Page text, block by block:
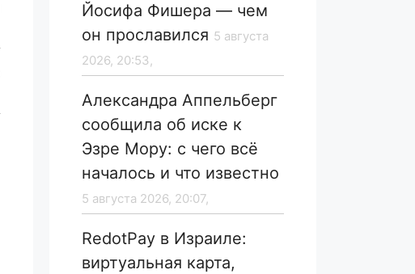
Йосифа Фишера — чем
он прославился 5 августа
2026, 20:53,
Александра Аппельберг
сообщила об иске к
Эзре Мору: с чего всё
началось и что известно
5 августа 2026, 20:07,
RedotPay в Израиле:
виртуальная карта,